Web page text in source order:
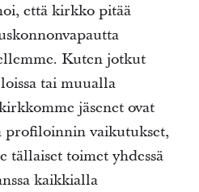
että kirkko pitää
Kuten jotkut
tai muualla
jäsenet ovat
profiloinnin vaikutukset,
tällaiset toimet yhdessä
kaikkialla